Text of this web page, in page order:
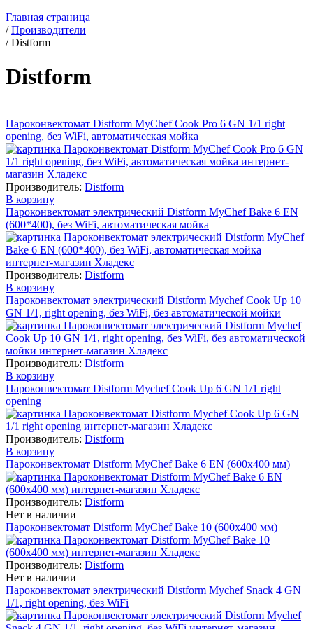
Главная страница
/Производители
/Distform
Distform
Пароконвектомат Distform MyChef Cook Pro 6 GN 1/1 right
opening, без WiFi, автоматическая мойка
Производитель: Distform
В корзину
Пароконвектомат электрический Distform MyChef Bake 6 EN
(600*400), без WiFi, автоматическая мойка
Производитель: Distform
В корзину
Пароконвектомат электрический Distform Mychef Cook Up 10
GN 1/1, right opening, без WiFi, без автоматической мойки
Производитель: Distform
В корзину
Пароконвектомат Distform Mychef Cook Up 6 GN 1/1 right
opening
Производитель: Distform
В корзину
Пароконвектомат Distform MyChef Bake 6 EN (600х400 мм)
Производитель: Distform
Нет в наличии
Пароконвектомат Distform MyChef Bake 10 (600х400 мм)
Производитель: Distform
Нет в наличии
Пароконвектомат электрический Distform Mychef Snack 4 GN
1/1, right opening, без WiFi